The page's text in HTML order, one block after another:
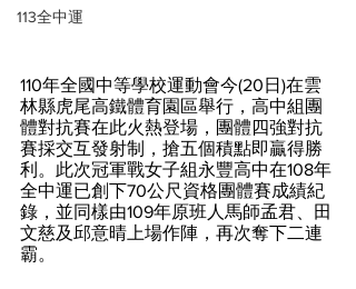
113全中運
110年全國中等學校運動會今(20日)在雲
林縣虎尾高鐵體育園區舉行，高中組團
體對抗賽在此火熱登場，團體四強對抗
賽採交互發射制，搶五個積點即贏得勝
利。此次冠軍戰女子組永豐高中在108年
全中運已創下70公尺資格團體賽成績紀
錄，並同樣由109年原班人馬師孟君、田
文慈及邱意晴上場作陣，再次奪下二連
霸。